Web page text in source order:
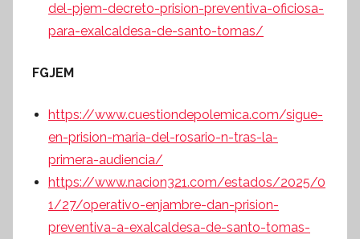
del-pjem-decreto-prision-preventiva-oficiosa-
para-exalcaldesa-de-santo-tomas/
FGJEM
https://www.cuestiondepolemica.com/sigue-
en-prision-maria-del-rosario-n-tras-la-
primera-audiencia/
https://www.nacion321.com/estados/2025/0
1/27/operativo-enjambre-dan-prision-
preventiva-a-exalcaldesa-de-santo-tomas-